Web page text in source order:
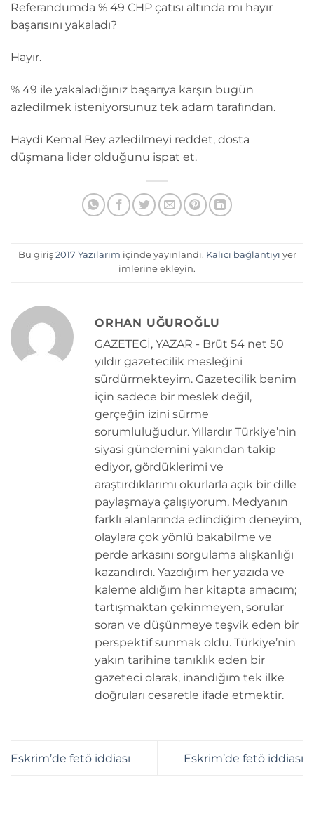
Referandumda % 49 CHP çatısı altında mı hayır
başarısını yakaladı?
Hayır.
% 49 ile yakaladığınız başarıya karşın bugün
azledilmek isteniyorsunuz tek adam tarafından.
Haydi Kemal Bey azledilmeyi reddet, dosta
düşmana lider olduğunu ispat et.
Bu giriş 2017 Yazılarım içinde yayınlandı. Kalıcı bağlantıyı yer
imlerine ekleyin.
ORHAN UĞUROĞLU
GAZETECİ, YAZAR - Brüt 54 net 50
yıldır gazetecilik mesleğini
sürdürmekteyim. Gazetecilik benim
için sadece bir meslek değil,
gerçeğin izini sürme
sorumluluğudur. Yıllardır Türkiye’nin
siyasi gündemini yakından takip
ediyor, gördüklerimi ve
araştırdıklarımı okurlarla açık bir dille
paylaşmaya çalışıyorum. Medyanın
farklı alanlarında edindiğim deneyim,
olaylara çok yönlü bakabilme ve
perde arkasını sorgulama alışkanlığı
kazandırdı. Yazdığım her yazıda ve
kaleme aldığım her kitapta amacım;
tartışmaktan çekinmeyen, sorular
soran ve düşünmeye teşvik eden bir
perspektif sunmak oldu. Türkiye’nin
yakın tarihine tanıklık eden bir
gazeteci olarak, inandığım tek ilke
doğruları cesaretle ifade etmektir.
Eskrim’de fetö iddiası Eskrim’de fetö iddiası